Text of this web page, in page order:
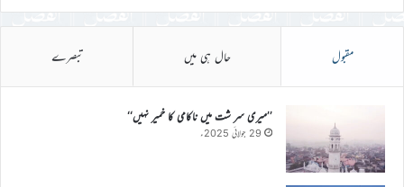
مقبول حال ہی میں تبصرے
’’میری سر شت میں ناکامی کا خمیر نہیں‘‘
29 جولائی 2025ء